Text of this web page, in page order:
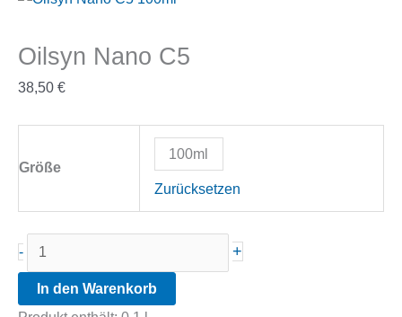
Oilsyn Nano C5
38,50 €
Größe
100ml
Zurücksetzen
-
Oilsyn
Nano
C5
+
In den Warenkorb